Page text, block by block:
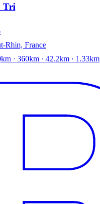
Tri
Rhin, France
· 360km · 42.2km · 1.33km